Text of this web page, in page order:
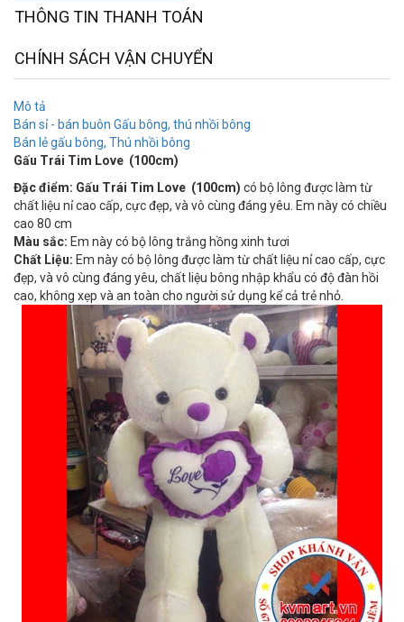
THÔNG TIN THANH TOÁN
CHÍNH SÁCH VẬN CHUYỂN
Mô tả
Bán sỉ - bán buôn Gấu bông, thú nhồi bông
Bán lẻ gấu bông, Thú nhồi bông
Gấu Trái Tim Love (100cm)
Đặc điểm: Gấu Trái Tim Love (100cm) có bộ lông được làm từ
chất liệu nỉ cao cấp, cực đẹp, và vô cùng đáng yêu.​ Em này có chiều
cao 80 cm
Màu sắc: Em này có bộ lông trắng hồng xinh tươi
Chất Liệu: Em này có bộ lông được làm từ chất liệu nỉ cao cấp, cực
đẹp, và vô cùng đáng yêu, chất liệu bông nhập khẩu có độ đàn hồi
cao, không xẹp và an toàn cho người sử dụng kể cả trẻ nhỏ.